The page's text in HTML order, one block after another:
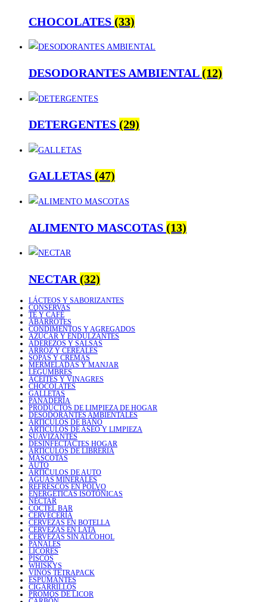
CHOCOLATES (33)
DESODORANTES AMBIENTAL(12)
DETERGENTES (29)
GALLETAS (47)
ALIMENTO MASCOTAS (13)
NECTAR (32)
LÁCTEOS Y SABORIZANTES
CONSERVAS
TÉ Y CAFÉ
ABARROTES
CONDIMENTOS Y AGREGADOS
AZÚCAR Y ENDULZANTES
ADEREZOS Y SALSAS
ARROZ Y CEREALES
SOPAS Y CREMAS
MERMELADAS Y MANJAR
LEGUMBRES
ACEITES Y VINAGRES
CHOCOLATES
GALLETAS
PANADERÍA
PRODUCTOS DE LIMPIEZA DE HOGAR
DESODORANTES AMBIENTALES
ARTICULOS DE BAÑO
ARTICULOS DE ASEO Y LIMPIEZA
SUAVIZANTES
DESINFECTACTES HOGAR
ARTICULOS DE LIBRERIA
MASCOTAS
AUTO
ARTICULOS DE AUTO
AGUAS MINERALES
REFRESCOS EN POLVO
ENERGÉTICAS ISOTÓNICAS
NÉCTAR
COCTEL BAR
CERVECERÍA
CERVEZAS EN BOTELLA
CERVEZAS EN LATA
CERVEZAS SIN ALCOHOL
PAÑALES
LICORES
PISCOS
WHISKYS
VINOS TETRAPACK
ESPUMANTES
CIGARRILLOS
PROMOS DE LICOR